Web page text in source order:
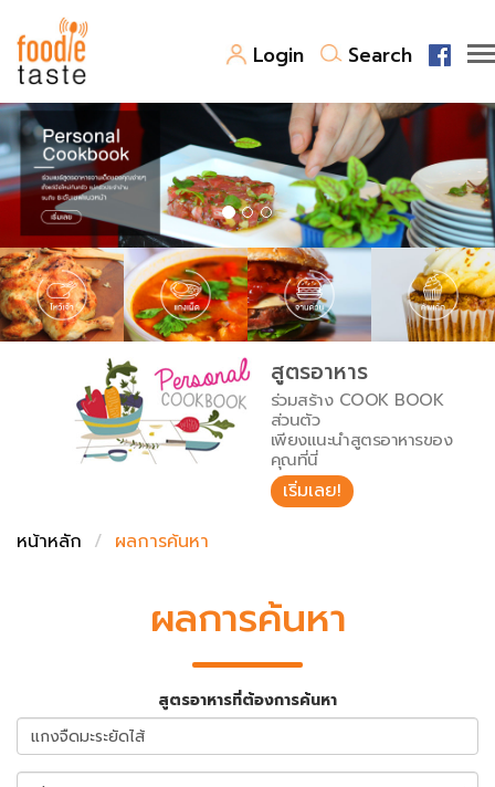
Login Search
สูตรอาหาร
สูตรอาหารล่าสุด
Top Foodie
พาไปชิม
สารพันก้นครัว
เคล็ดลับน่ารู้
เปรียบเทียบหน่วยการตวง
เปรียบเทียบอุณหภูมิ
เปรียบเทียบน้ำหนักวัตถุดิบ
FoodPedia
สร้าง Cookbook
สูตรอาหาร
ร่วมสร้าง COOK BOOK
ส่วนตัว
เพียงแนะนำสูตรอาหารของ
คุณที่นี่
เริ่มเลย!
หน้าหลัก
ผลการค้นหา
ผลการค้นหา
สูตรอาหารที่ต้องการค้นหา